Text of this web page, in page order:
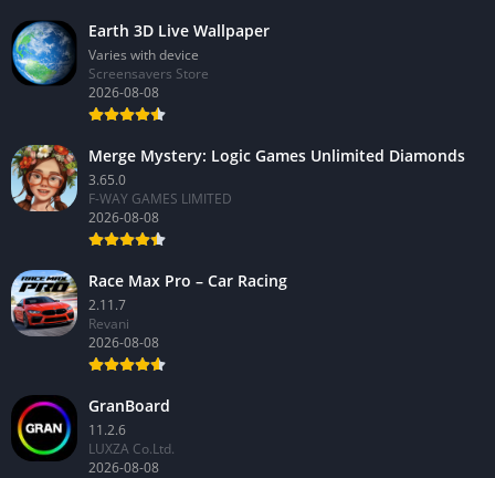
Earth 3D Live Wallpaper
Varies with device
Screensavers Store
2026-08-08
Merge Mystery: Logic Games Unlimited Diamonds
3.65.0
F-WAY GAMES LIMITED
2026-08-08
Race Max Pro – Car Racing
2.11.7
Revani
2026-08-08
GranBoard
11.2.6
LUXZA Co.Ltd.
2026-08-08